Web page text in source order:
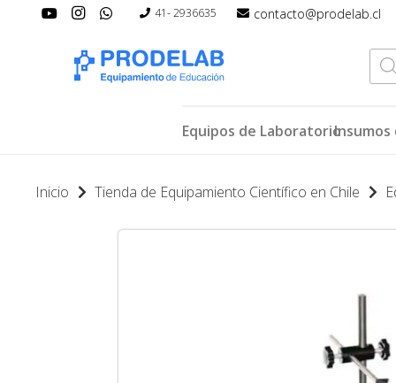
41- 2936635 contacto@prodelab.cl
de
Equipos de Laboratorio
Inicio Tienda de Equipamiento Científico en Chile